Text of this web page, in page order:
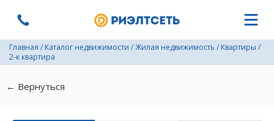
Главная / Каталог недвижимости /Жилая недвижимость / Квартиры /
2-к квартира
← Вернуться